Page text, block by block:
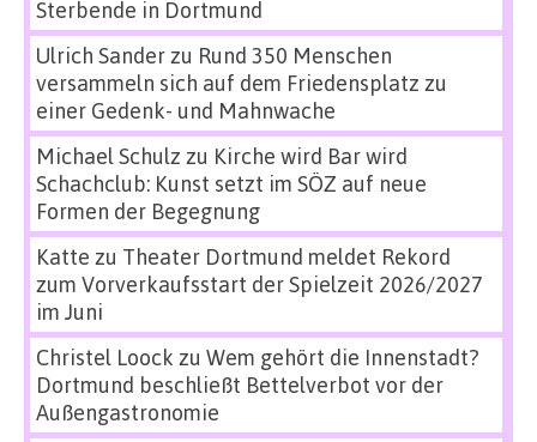
Sterbende in Dortmund
Ulrich Sanderzu Rund 350 Menschen
versammeln sich auf dem Friedensplatz zu
einer Gedenk- und Mahnwache
Michael Schulz zu Kirche wird Bar wird
Schachclub: Kunst setzt im SÖZ auf neue
Formen der Begegnung
Katte zu Theater Dortmund meldet Rekord
zum Vorverkaufsstart der Spielzeit 2026/2027
im Juni
Christel Loock zu Wem gehört die Innenstadt?
Dortmund beschließt Bettelverbot vor der
Außengastronomie